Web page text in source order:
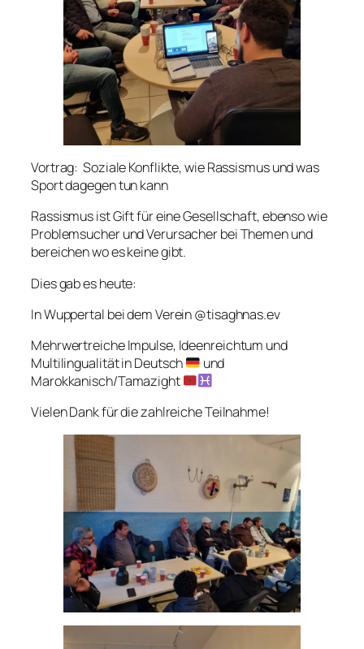
Vortrag: Soziale Konflikte, wie Rassismus und was
Sport dagegen tun kann
Rassismus ist Gift für eine Gesellschaft, ebenso wie
Problemsucher und Verursacher bei Themen und
bereichen wo es keine gibt.
Dies gab es heute:
In Wuppertal bei dem Verein @tisaghnas.ev
Mehrwertreiche Impulse, Ideenreichtum und
Multilingualität in Deutsch
und
Marokkanisch/Tamazight
Vielen Dank für die zahlreiche Teilnahme!